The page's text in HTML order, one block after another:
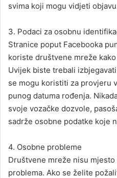
svima koji mogu vidjeti
3. Podaci za osobnu
Stranice poput Facebooka
koriste društvene mreže
Uvijek biste trebali
se mogu koristiti za provjeru
punog datuma rođenja.
svoje vozačke dozvole,
sadrže osobne podatke koje
4. Osobne probleme
Društvene mreže nisu
problema. Ako se želite